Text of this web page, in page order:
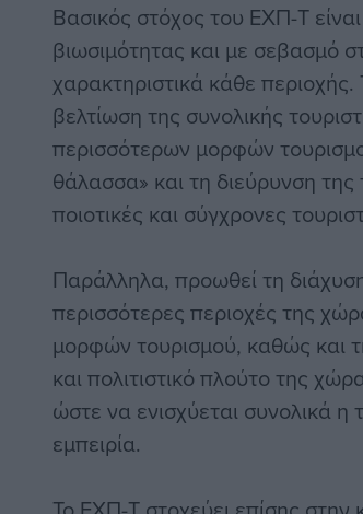
Βασικός στόχος του ΕΧΠ-Τ
βιωσιμότητας και με σεβασμό
χαρακτηριστικά κάθε
βελτίωση της συνολικής
περισσότερων μορφών
θάλασσα» και τη διεύρυνση
ποιοτικές και σύγχρονες
Παράλληλα, προωθεί τη
περισσότερες περιοχές της
μορφών τουρισμού, καθώς και
και πολιτιστικό πλούτο της
ώστε να ενισχύεται συνολικά η
εμπειρία.